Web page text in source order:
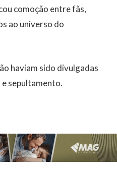
comoção entre fãs,
ao universo do
haviam sido divulgadas
sepultamento.